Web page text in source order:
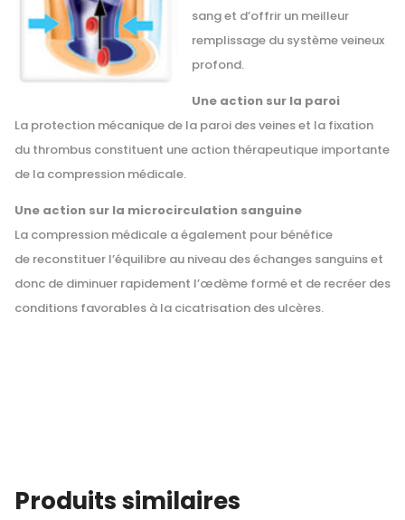
sang et d’offrir un meilleur
remplissage du système veineux
profond.
Une action sur la paroi
La protection mécanique de la paroi des veines et la fixation
du thrombus constituent une action thérapeutique importante
de la compression médicale.
Une action sur la microcirculation sanguine
La compression médicale a également pour bénéfice
de reconstituer l’équilibre au niveau des échanges sanguins et
donc de diminuer rapidement l’œdème formé et de recréer des
conditions favorables à la cicatrisation des ulcères.
Produits similaires